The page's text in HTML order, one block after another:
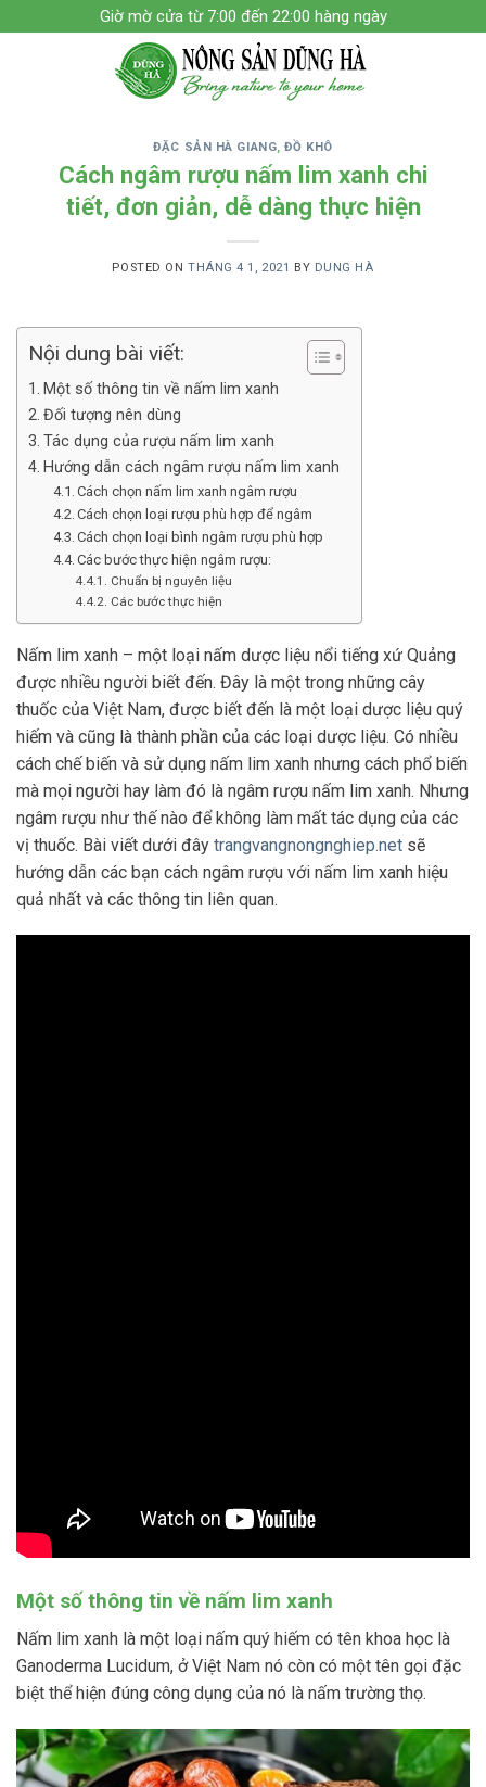
to
Giờ mờ cửa từ 7:00 đến 22:00 hàng ngày
ĐẶC SẢN HÀ GIANG,ĐỒ KHÔ
Cách ngâm rượu nấm lim xanh chi
tiết, đơn giản, dễ dàng thực hiện
POSTED ONTHÁNG 4 1, 2021 BY DUNG HÀ
Nội dung bài viết:
Một số thông tin về nấm lim xanh
Đối tượng nên dùng
Tác dụng của rượu nấm lim xanh
Hướng dẫn cách ngâm rượu nấm lim xanh
Cách chọn nấm lim xanh ngâm rượu
Cách chọn loại rượu phù hợp để ngâm
Cách chọn loại bình ngâm rượu phù hợp
Các bước thực hiện ngâm rượu:
Chuẩn bị nguyên liệu
Các bước thực hiện
Nấm lim xanh – một loại nấm dược liệu nổi tiếng xứ Quảng
được nhiều người biết đến. Đây là một trong những cây
thuốc của Việt Nam, được biết đến là một loại dược liệu quý
hiếm và cũng là thành phần của các loại dược liệu. Có nhiều
cách chế biến và sử dụng nấm lim xanh nhưng cách phổ biến
mà mọi người hay làm đó là ngâm rượu nấm lim xanh. Nhưng
ngâm rượu như thế nào để không làm mất tác dụng của các
vị thuốc. Bài viết dưới đây trangvangnongnghiep.net sẽ
hướng dẫn các bạn cách ngâm rượu với nấm lim xanh hiệu
quả nhất và các thông tin liên quan.
Một số thông tin về nấm lim xanh
Nấm lim xanh là một loại nấm quý hiếm có tên khoa học là
Ganoderma Lucidum, ở Việt Nam nó còn có một tên gọi đặc
biệt thể hiện đúng công dụng của nó là nấm trường thọ.